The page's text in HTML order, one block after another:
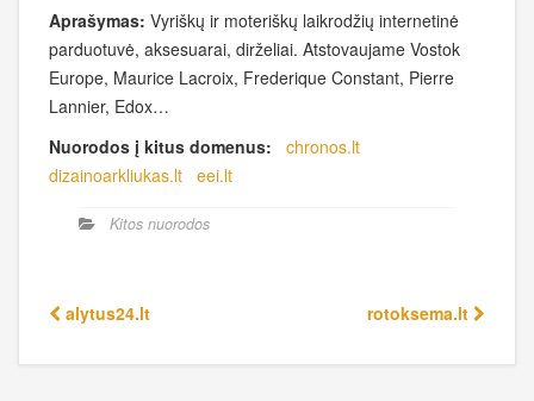
Aprašymas: Vyriškų ir moteriškų laikrodžių internetinė
parduotuvė, aksesuarai, dirželiai. Atstovaujame Vostok
Europe, Maurice Lacroix, Frederique Constant, Pierre
Lannier, Edox…
Nuorodos į kitus domenus:
chronos.lt
dizainoarkliukas.lt eei.lt
Kitos nuorodos
alytus24.lt rotoksema.lt